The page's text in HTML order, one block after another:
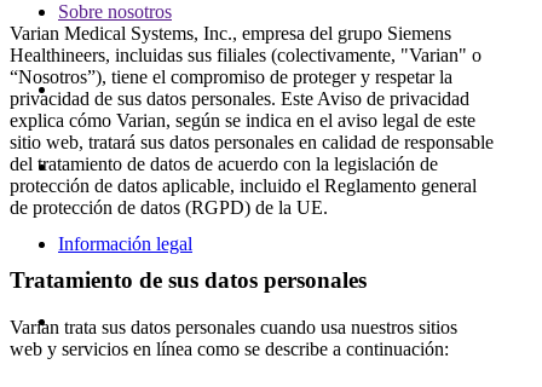
Sobre nosotros
Información legal
Varian Medical Systems, Inc., empresa del grupo Siemens
Healthineers, incluidas sus filiales (colectivamente, "Varian" o
“Nosotros”), tiene el compromiso de proteger y respetar la
privacidad de sus datos personales. Este Aviso de privacidad
explica cómo Varian, según se indica en el aviso legal de este
sitio web, tratará sus datos personales en calidad de responsable
del tratamiento de datos de acuerdo con la legislación de
protección de datos aplicable, incluido el Reglamento general
de protección de datos (RGPD) de la UE.
Tratamiento de sus datos personales
Varian trata sus datos personales cuando usa nuestros sitios
web y servicios en línea como se describe a continuación: